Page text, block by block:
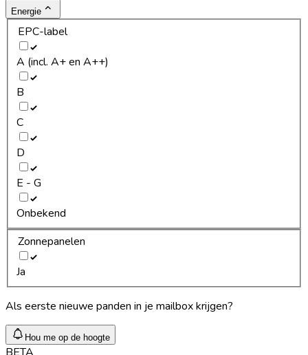
Energie
EPC-label
A (incl. A+ en A++)
B
C
D
E - G
Onbekend
Zonnepanelen
Ja
Als eerste nieuwe panden in je mailbox krijgen?
Hou me op de hoogte